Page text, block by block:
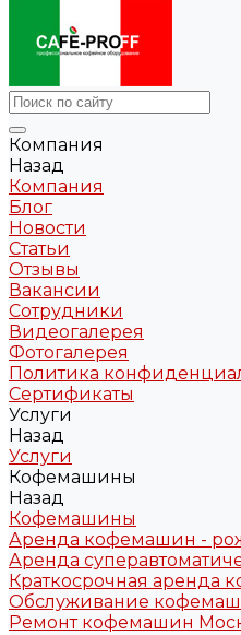
Компания
Назад
Компания
Блог
Новости
Статьи
Отзывы
Вакансии
Сотрудники
Видеогалерея
Фотогалерея
Политика
Сертификаты
Услуги
Назад
Услуги
Кофемашины
Назад
Кофемашины
Аренда кофемашин -
Аренда
Краткосрочная аренда
Обслуживание
Ремонт кофемашин